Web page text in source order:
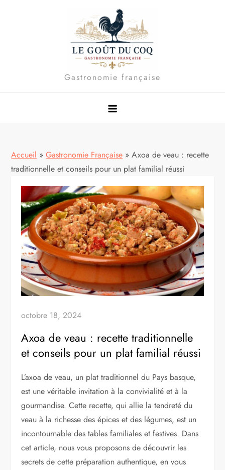
Gastronomie française
Accueil » Gastronomie Française » Axoa de veau : recette
traditionnelle et conseils pour un plat familial réussi
octobre 18, 2024
Axoa de veau : recette traditionnelle
et conseils pour un plat familial réussi
L’axoa de veau, un plat traditionnel du Pays basque,
est une véritable invitation à la convivialité et à la
gourmandise. Cette recette, qui allie la tendreté du
veau à la richesse des épices et des légumes, est un
incontournable des tables familiales et festives. Dans
cet article, nous vous proposons de découvrir les
secrets de cette préparation authentique, en vous